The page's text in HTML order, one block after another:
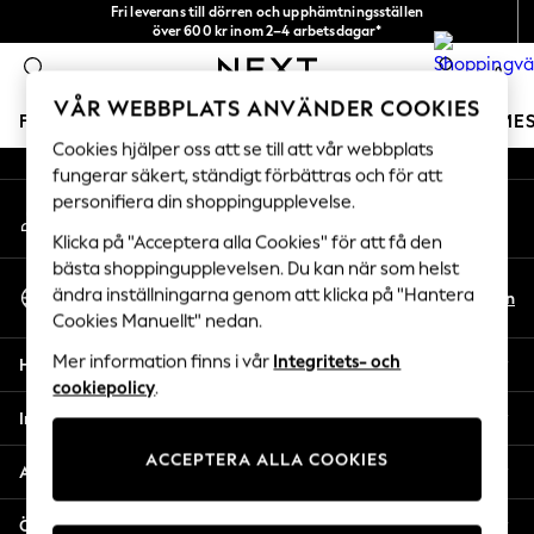
Fri leverans till dörren och upphämtningsställen
över 600 kr inom 2–4 arbetsdagar*
0
FLICKOR POJKAR BABY DAMER HERRAR
GIRLS
New In
50 - 92cm
98 - 110cm
116 - 134cm
140 - 174cm
Trending: Top & Short Sets
Trending: Clogs
All Clothing
Coats & Jackets
Sweatshirts & Hoodies
An error occurred on client
Våra sociala nätverk
Mitt konto
Logga in på ditt konto
Välj Språk
Svenska
Sv En
Hjälp
Integritet & Juridik
Avdelningar
Övriga tjänster
VÅR WEBBPLATS ANVÄNDER COOKIES
Cookies hjälper oss att se till att vår webbplats
fungerar säkert, ständigt förbättras och för att
personifiera din shoppingupplevelse.
Klicka på "Acceptera alla Cookies" för att få den
bästa shoppingupplevelsen. Du kan när som helst
ändra inställningarna genom att klicka på "Hantera
Cookies Manuellt" nedan.
Mer information finns i vår Integritets- och
cookiepolicy.
ACCEPTERA ALLA COOKIES